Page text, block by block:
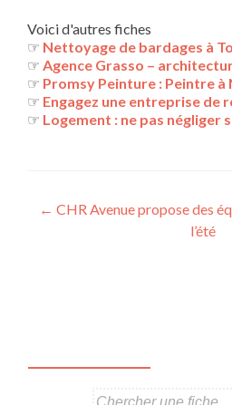
Voici d'autres fiches
☞ Nettoyage de bardages à
☞ Agence Grasso –
☞ Promsy Peinture : Peintre à
☞ Engagez une entreprise de
☞ Logement : ne pas négliger
Navigation
← CHR Avenue propose des
l’été